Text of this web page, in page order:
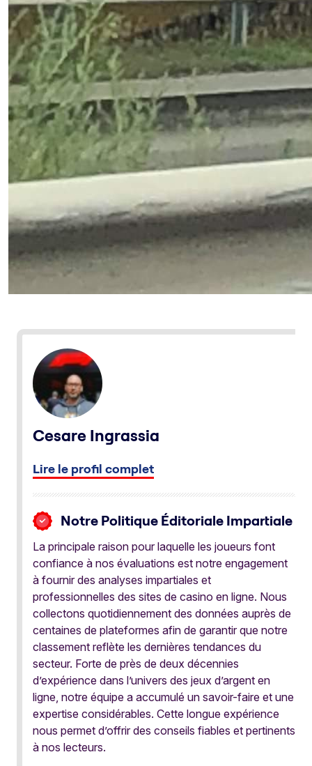
Cesare Ingrassia
Lire le profil complet
Notre Politique Éditoriale Impartiale
La principale raison pour laquelle les joueurs font
confiance à nos évaluations est notre engagement
à fournir des analyses impartiales et
professionnelles des sites de casino en ligne. Nous
collectons quotidiennement des données auprès de
centaines de plateformes afin de garantir que notre
classement reflète les dernières tendances du
secteur. Forte de près de deux décennies
d’expérience dans l’univers des jeux d’argent en
ligne, notre équipe a accumulé un savoir-faire et une
expertise considérables. Cette longue expérience
nous permet d’offrir des conseils fiables et pertinents
à nos lecteurs.